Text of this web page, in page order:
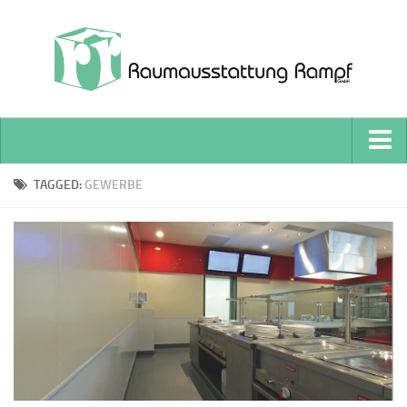
Home
Vorhänge und Gardinen
Boden-Beläge
Facility Management
Architekten und Bauherren
TAGGED: GEWERBE